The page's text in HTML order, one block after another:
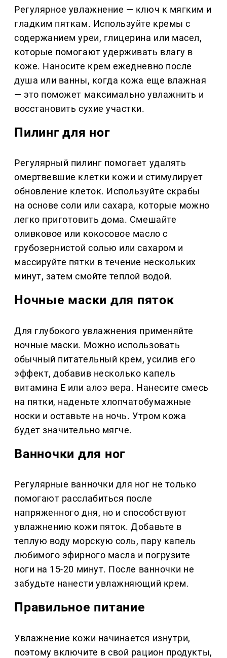
Регулярное увлажнение — ключ к мягким и
гладким пяткам. Используйте кремы с
содержанием уреи, глицерина или масел,
которые помогают удерживать влагу в
коже. Наносите крем ежедневно после
душа или ванны, когда кожа еще влажная
— это поможет максимально увлажнить и
восстановить сухие участки.
Пилинг для ног
Регулярный пилинг помогает удалять
омертвевшие клетки кожи и стимулирует
обновление клеток. Используйте скрабы
на основе соли или сахара, которые можно
легко приготовить дома. Смешайте
оливковое или кокосовое масло с
грубозернистой солью или сахаром и
массируйте пятки в течение нескольких
минут, затем смойте теплой водой.
Ночные маски для пяток
Для глубокого увлажнения применяйте
ночные маски. Можно использовать
обычный питательный крем, усилив его
эффект, добавив несколько капель
витамина E или алоэ вера. Нанесите смесь
на пятки, наденьте хлопчатобумажные
носки и оставьте на ночь. Утром кожа
будет значительно мягче.
Ванночки для ног
Регулярные ванночки для ног не только
помогают расслабиться после
напряженного дня, но и способствуют
увлажнению кожи пяток. Добавьте в
теплую воду морскую соль, пару капель
любимого эфирного масла и погрузите
ноги на 15-20 минут. После ванночки не
забудьте нанести увлажняющий крем.
Правильное питание
Увлажнение кожи начинается изнутри,
поэтому включите в свой рацион продукты,